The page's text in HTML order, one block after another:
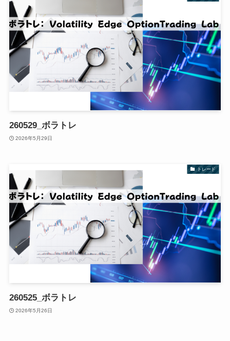
260529_ボラトレ
2026年5月29日
トレード
260525_ボラトレ
2026年5月26日